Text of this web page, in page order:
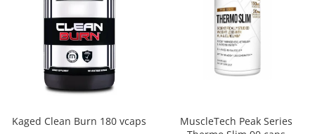
Kaged Clean Burn 180 vcaps
MuscleTech Peak Series